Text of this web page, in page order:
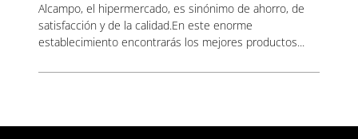
Alcampo, el hipermercado, es sinónimo de ahorro, de
satisfacción y de la calidad.En este enorme
establecimiento encontrarás los mejores productos...